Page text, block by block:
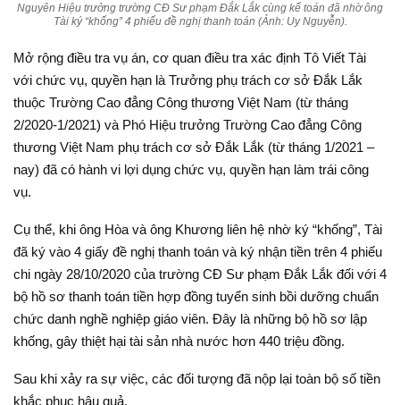
Nguyên Hiệu trưởng trường CĐ Sư phạm Đắk Lắk cùng kế toán đã nhờ ông
Tài ký “khống” 4 phiếu đề nghị thanh toán (Ảnh: Uy Nguyễn).
Mở rộng điều tra vụ án, cơ quan điều tra xác định Tô Viết Tài
với chức vụ, quyền hạn là Trưởng phụ trách cơ sở Đắk Lắk
thuộc Trường Cao đẳng Công thương Việt Nam (từ tháng
2/2020-1/2021) và Phó Hiệu trưởng Trường Cao đẳng Công
thương Việt Nam phụ trách cơ sở Đắk Lắk (từ tháng 1/2021 –
nay) đã có hành vi lợi dụng chức vụ, quyền hạn làm trái công
vụ.
Cụ thể, khi ông Hòa và ông Khương liên hệ nhờ ký “khống”, Tài
đã ký vào 4 giấy đề nghị thanh toán và ký nhận tiền trên 4 phiếu
chi ngày 28/10/2020 của trường CĐ Sư phạm Đắk Lắk đối với 4
bộ hồ sơ thanh toán tiền hợp đồng tuyển sinh bồi dưỡng chuẩn
chức danh nghề nghiệp giáo viên. Đây là những bộ hồ sơ lập
khống, gây thiệt hại tài sản nhà nước hơn 440 triệu đồng.
Sau khi xảy ra sự việc, các đối tượng đã nộp lại toàn bộ số tiền
khắc phục hậu quả.